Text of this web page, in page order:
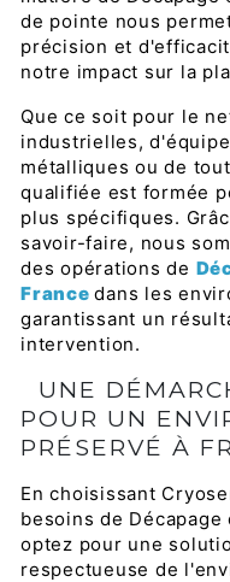
de pointe nous
précision et
notre impact sur la
Que ce soit pour le
industrielles,
métalliques ou de
qualifiée est formée
plus spécifiques.
savoir-faire, nous
des opérations de
Francedans les
garantissant un
intervention.
UNE
POUR UN
PRÉSERVÉ À
En choisissant
besoins de
optez pour une
respectueuse de